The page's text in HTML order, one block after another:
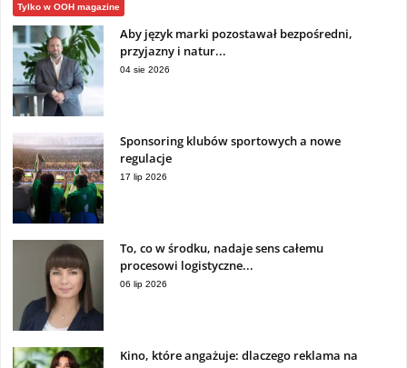
Tylko w OOH magazine
Aby język marki pozostawał bezpośredni,
przyjazny i natur...
04 sie 2026
Sponsoring klubów sportowych a nowe
regulacje
17 lip 2026
To, co w środku, nadaje sens całemu
procesowi logistyczne...
06 lip 2026
Kino, które angażuje: dlaczego reklama na